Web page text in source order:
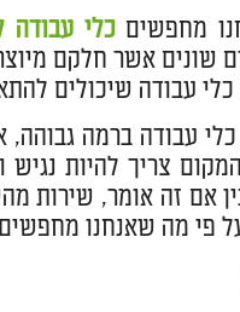
מחפשים כלי עבודה
שונים אשר חלקם
עבודה שיכולים
עבודה ברמה
צריך להיות נגיש
אם זה אומר, שירות
פי מה שאנחנו